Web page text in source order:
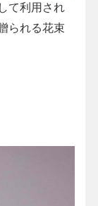
て利用され
られる花束